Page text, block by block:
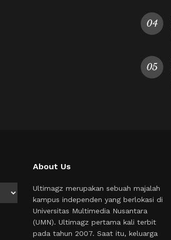
About Us
Ultimagz merupakan sebuah majalah
kampus independen yang berlokasi di
Universitas Multimedia Nusantara
(UMN). Ultimagz pertama kali terbit
pada tahun 2007. Saat itu, keluarga